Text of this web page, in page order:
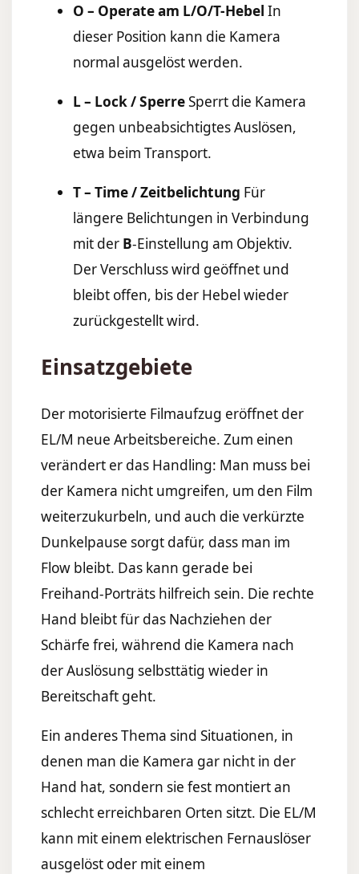
O – Operate am L/O/T-Hebel In
dieser Position kann die Kamera
normal ausgelöst werden.
L – Lock / SperreSperrt die Kamera
gegen unbeabsichtigtes Auslösen,
etwa beim Transport.
T – Time / Zeitbelichtung Für
längere Belichtungen in Verbindung
mit der B-Einstellung am Objektiv.
Der Verschluss wird geöffnet und
bleibt offen, bis der Hebel wieder
zurückgestellt wird.
Einsatzgebiete
Der motorisierte Filmaufzug eröffnet der
EL/M neue Arbeitsbereiche. Zum einen
verändert er das Handling: Man muss bei
der Kamera nicht umgreifen, um den Film
weiterzukurbeln, und auch die verkürzte
Dunkelpause sorgt dafür, dass man im
Flow bleibt. Das kann gerade bei
Freihand-Porträts hilfreich sein. Die rechte
Hand bleibt für das Nachziehen der
Schärfe frei, während die Kamera nach
der Auslösung selbsttätig wieder in
Bereitschaft geht.
Ein anderes Thema sind Situationen, in
denen man die Kamera gar nicht in der
Hand hat, sondern sie fest montiert an
schlecht erreichbaren Orten sitzt. Die EL/M
kann mit einem elektrischen Fernauslöser
ausgelöst oder mit einem